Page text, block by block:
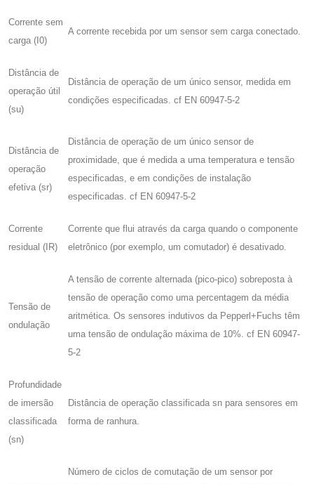
Corrente sem
carga (I0)
A corrente recebida por um sensor sem carga conectado.
Distância de
operação útil
(su)
Distância de operação de um único sensor, medida em
condições especificadas. cf EN 60947-5-2
Distância de
operação
efetiva (sr)
Distância de operação de um único sensor de
proximidade, que é medida a uma temperatura e tensão
especificadas, e em condições de instalação
especificadas. cf EN 60947-5-2
Corrente
residual (IR)
Corrente que flui através da carga quando o componente
eletrônico (por exemplo, um comutador) é desativado.
Tensão de
ondulação
A tensão de corrente alternada (pico-pico) sobreposta à
tensão de operação como uma percentagem da média
aritmética. Os sensores indutivos da Pepperl+Fuchs têm
uma tensão de ondulação máxima de 10%. cf EN 60947-
5-2
Profundidade
de imersão
classificada
(sn)
Distância de operação classificada sn para sensores em
forma de ranhura.
Número de ciclos de comutação de um sensor por